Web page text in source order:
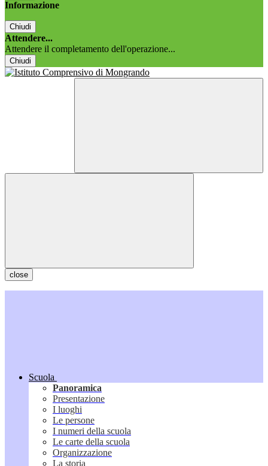
Informazione
Chiudi
Attendere...
Attendere il completamento dell'operazione...
Chiudi
close
Scuola
Panoramica
Presentazione
I luoghi
Le persone
I numeri della scuola
Le carte della scuola
Organizzazione
La storia